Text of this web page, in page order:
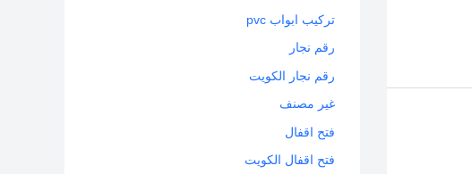
تركيب ابواب pvc
رقم نجار
رقم نجار الكويت
غير مصنف
فتح اقفال
فتح اقفال الكويت